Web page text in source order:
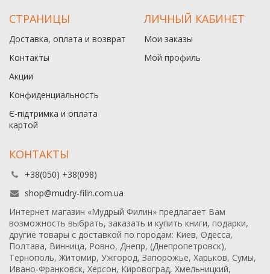
СТРАНИЦЫ
Доставка, оплата и возврат
Контакты
Акции
Конфиденциальность
Є-підтримка и оплата
картой
ЛИЧНЫЙ КАБИНЕТ
Мои заказы
Мой профиль
КОНТАКТЫ
+38(050) +38(098)
shop@mudry-filin.com.ua
Интернет магазин «Мудрый Филин» предлагает Вам
возможность выбрать, заказать и купить книги, подарки,
другие товары с доставкой по городам: Киев, Одесса,
Полтава, Винница, Ровно, Днепр, (Днепропетровск),
Тернополь, Житомир, Ужгород, Запорожье, Харьков, Сумы,
Ивано-Франковск, Херсон, Кировоград, Хмельницкий,